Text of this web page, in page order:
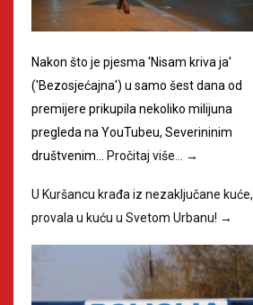
Nakon što je pjesma 'Nisam kriva ja'
('Bezosjećajna') u samo šest dana od
premijere prikupila nekoliko milijuna
pregleda na YouTubeu, Severininim
društvenim…
Pročitaj više… →
U Kuršancu krađa iz nezaključane kuće,
provala u kuću u Svetom Urbanu! →